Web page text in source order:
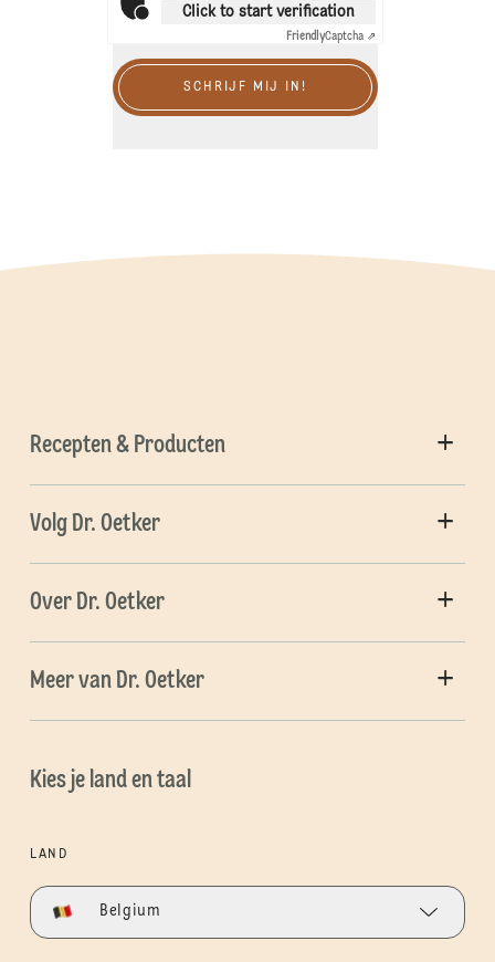
Click to start verification
FriendlyCaptcha ⇗
SCHRIJF MIJ IN!
Recepten & Producten
Volg Dr. Oetker
Over Dr. Oetker
Meer van Dr. Oetker
Kies je land en taal
LAND
Belgium